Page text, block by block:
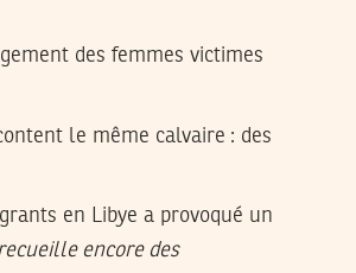
des femmes victimes
le même calvaire : des
en Libye a provoqué un
encore des